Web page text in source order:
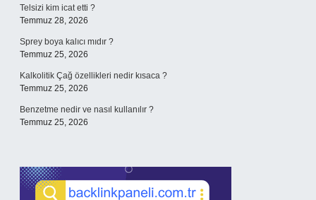
Telsizi kim icat etti ?
Temmuz 28, 2026
Sprey boya kalıcı mıdır ?
Temmuz 25, 2026
Kalkolitik Çağ özellikleri nedir kısaca ?
Temmuz 25, 2026
Benzetme nedir ve nasıl kullanılır ?
Temmuz 25, 2026